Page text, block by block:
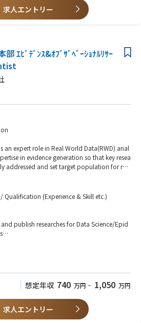
Clinical Program Leader in Experimental Me
Experts (EEs) in the region, including:
relevant to TA Inflammation
design, including endpoint selection
Requirements
of global Standard Operating Procedu
ニケーションが図れ、リーダーシップをお持
求人エントリー
部 ｴﾋﾞﾃﾞﾝｽ&ｵﾌﾞｻﾞﾍﾞｰｼｮﾅﾙﾘｻｰ
an expert role in Real World Data(RWD) anal
in evidence generation so that key resea
addressed and set target population for res
are planned and delivered in a way th
methodologies, technologies, process
industry. Lead Data Scientist reports to dir
database research and data analysis includ
population/data source/data handling/anal
inputs from an epidemiological point of vie
timeline, quality of outputs, resource, & c
information for database and recommen
AI) to their work process not only for
Qualification (Experience & Skill etc.)
publish researches for Data Science/Epid
of members who are responsible for condu
analysis of data, reading of the da
effectiveness and epidemiological assessm
pharmaceutical industry experience
own specialized topics
想定年収 740 万円 ~ 1,050 万円
求人エントリー